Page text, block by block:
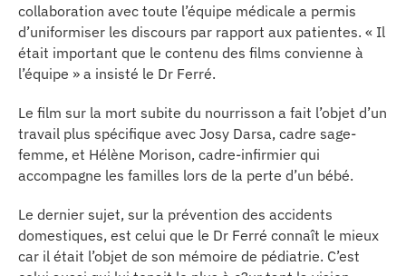
l’éditeur
un CHU
collaboration avec toute l’équipe médicale a permis
d’uniformiser les discours par rapport aux patientes. « Il
était important que le contenu des films convienne à
l’équipe » a insisté le Dr Ferré.
Le film sur la mort subite du nourrisson a fait l’objet d’un
travail plus spécifique avec Josy Darsa, cadre sage-
femme, et Hélène Morison, cadre-infirmier qui
accompagne les familles lors de la perte d’un bébé.
Le dernier sujet, sur la prévention des accidents
domestiques, est celui que le Dr Ferré connaît le mieux
car il était l’objet de son mémoire de pédiatrie. C’est